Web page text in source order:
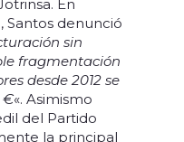
En
Santos denunció
sin
fragmentación
desde 2012 se
€«. Asimismo
del Partido
la principal